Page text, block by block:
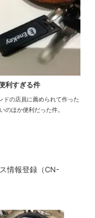
利すぎる件
ドの店員に薦められて作った
のほか便利だった件。
情報登録（CN-